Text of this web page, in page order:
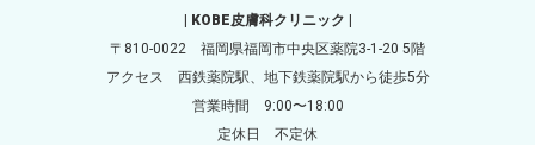
| KOBE皮膚科クリニック |
〒810-0022 福岡県福岡市中央区薬院3-1-20 5階
アクセス 西鉄薬院駅、地下鉄薬院駅から徒歩5分
営業時間 9:00〜18:00
定休日 不定休